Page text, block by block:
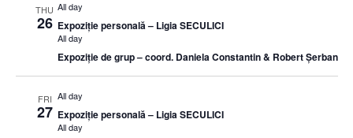
THU
26
All day
Expoziție personală – Ligia SECULICI
All day
Expoziție de grup – coord. Daniela Constantin & Robert Șerban
FRI
27
All day
Expoziție personală – Ligia SECULICI
All day